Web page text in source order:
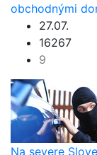
obchodnými
27.07.
16267
9
Na severe